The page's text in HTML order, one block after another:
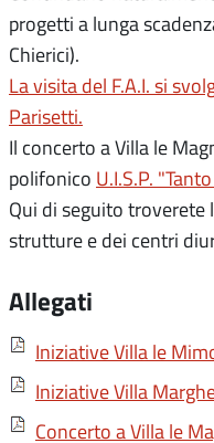
progetti a lunga
Chierici).
La visita del F.A.I. si
Parisetti.
Il concerto a Villa le
polifonico U.I.S.P.
Qui di seguito troverete
strutture e dei centri
Allegati
Iniziative Villa le
Iniziative Villa
Concerto a Villa le